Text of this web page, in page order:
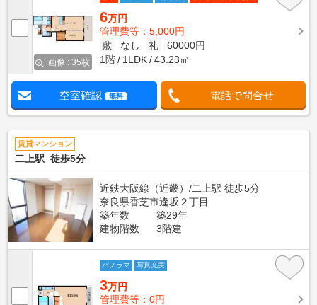
画像 : 35枚
6万円
管理費等：5,000円
敷
なし 礼
60000円
1階
1LDK 43.23㎡
空室確認 無料 電話で問合せ
賃貸マンション
二上駅 徒歩5分
近鉄大阪線（近畿）/二上駅 徒歩5分
奈良県香芝市逢坂２丁目
築年数
築29年
建物階数
3階建
パノラマ 写真充実
3万円
管理費等：0円